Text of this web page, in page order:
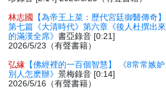
林志國
【為帝王上菜：歷代宮廷御醫傳奇】
第七篇《大清時代》第六章《後人杜撰出來
的滿漢全席》書亞錄音 [0:21]
2026/5/23（有聲書籍）
弘緣 【佛經裡的一百個智慧】 《8常常嫉妒
別人怎麽辦》景梅錄音 [0:14]
2026/5/16（有聲書籍）